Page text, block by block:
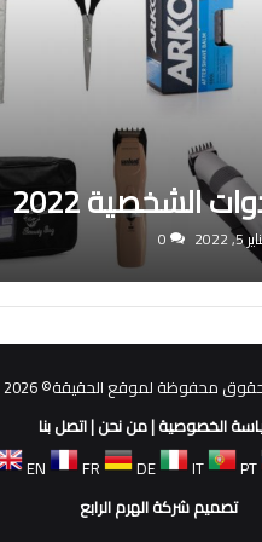
الشخصية 2022
5, 2022
0
محفوظة لموقع الحقيقة© 2026
الخصوصية|من نحن|اتصل بنا
EN FR DE IT PT
تصميم شركة الهرم الرابع